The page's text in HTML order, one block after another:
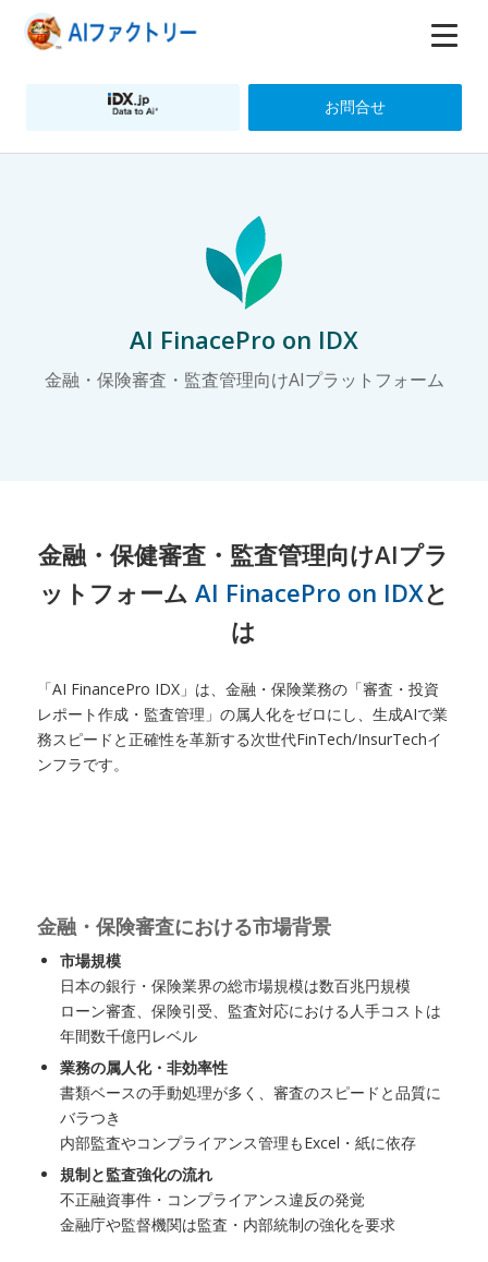
お問合せ
AI FinacePro on IDX
金融・保険審査・監査管理向けAIプラットフォーム
金融・保健審査・監査管理向けAIプラ
ットフォーム AI FinacePro on IDXと
は
「AI FinancePro IDX」は、金融・保険業務の「審査・投資
レポート作成・監査管理」の属人化をゼロにし、生成AIで業
務スピードと正確性を革新する次世代FinTech/InsurTechイ
ンフラです。
金融・保険審査における市場背景
市場規模
日本の銀行・保険業界の総市場規模は数百兆円規模
ローン審査、保険引受、監査対応における人手コストは
年間数千億円レベル
業務の属人化・非効率性
書類ベースの手動処理が多く、審査のスピードと品質に
バラつき
内部監査やコンプライアンス管理もExcel・紙に依存
規制と監査強化の流れ
不正融資事件・コンプライアンス違反の発覚
金融庁や監督機関は監査・内部統制の強化を要求